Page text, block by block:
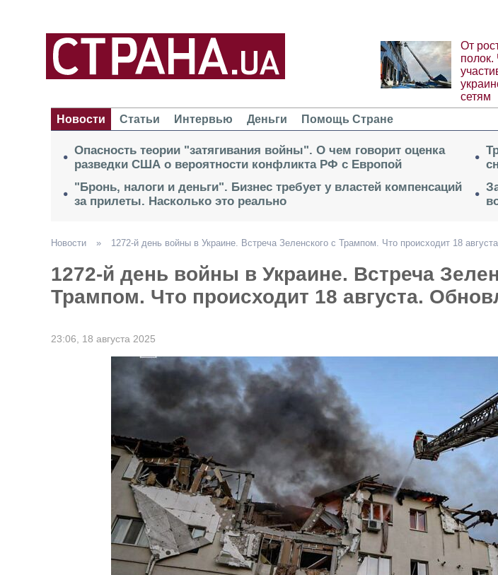
От
сетям
Новости
Статьи Интервью Деньги Помощь Стране
Опасность теории "затягивания войны". О чем говорит оценка
разведки США о вероятности конфликта РФ с Европой
"Бронь, налоги и деньги". Бизнес требует у властей компенсаций
за прилеты. Насколько это реально
Новости » 1272-й день войны в Украине. Встреча Зеленского с Трампом. Что происходит 18
1272-й день войны в Украине. Встреча
Трампом. Что происходит 18 августа.
23:06, 18 августа 2025